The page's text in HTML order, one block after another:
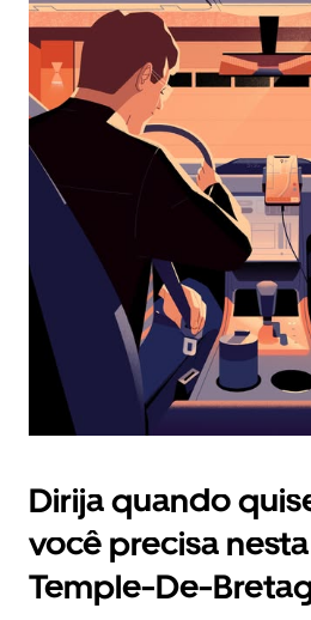
o
calendário
selecionar
uma
data.
Pressione
a
tecla
“ESC”
o
calendário.
Dirija quando
você precisa
Temple-De-